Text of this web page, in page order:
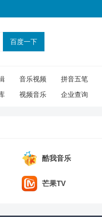
音乐视频 拼音五笔
视频音乐 企业查询
酷我音乐
芒果TV